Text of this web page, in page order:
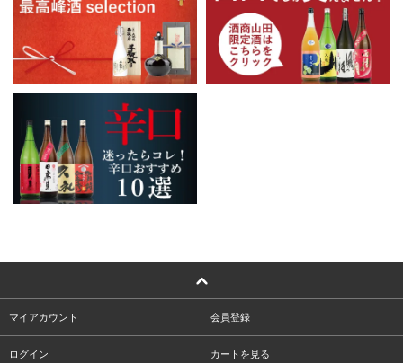
マイアカウント 会員登録
ログイン カートを見る